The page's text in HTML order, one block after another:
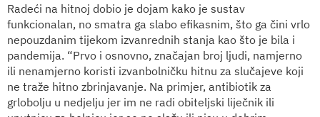
Radeći na hitnoj dobio je dojam kako je sustav
funkcionalan, no smatra ga slabo efikasnim, što ga čini vrlo
nepouzdanim tijekom izvanrednih stanja kao što je bila i
pandemija. “Prvo i osnovno, značajan broj ljudi, namjerno
ili nenamjerno koristi izvanbolničku hitnu za slučajeve koji
ne traže hitno zbrinjavanje. Na primjer, antibiotik za
grlobolju u nedjelju jer im ne radi obiteljski liječnik ili